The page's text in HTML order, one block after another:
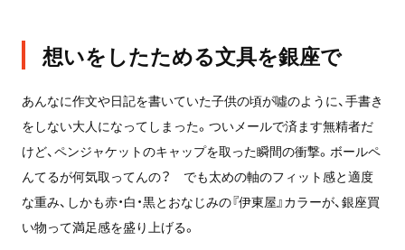
想いをしたためる文具を銀座で
あんなに作文や日記を書いていた子供の頃が噓のように、手書き
をしない大人になってしまった。ついメールで済ます無精者だ
けど、ペンジャケットのキャップを取った瞬間の衝撃。ボールペ
んてるが何気取ってんの？ でも太めの軸のフィット感と適度
な重み、しかも赤・白・黒とおなじみの『伊東屋』カラーが、銀座買
い物って満足感を盛り上げる。